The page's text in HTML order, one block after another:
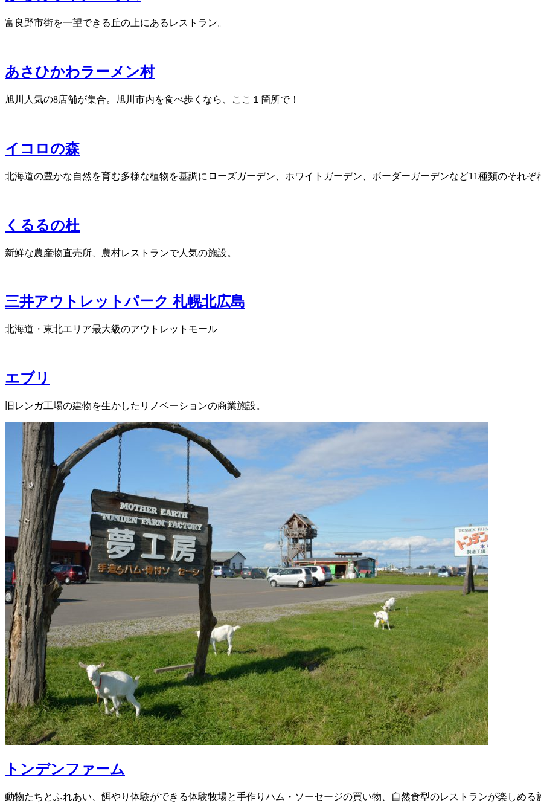
富良野市街を一望できる丘の上にあるレストラン。
あさひかわラーメン村
旭川人気の8店舗が集合。旭川市内を食べ歩くなら、ここ１箇所で！
イコロの森
北海道の豊かな自然を育む多様な植物を基調にローズガーデン、ホワイトガーデン、ボーダーガーデンなど11種類のそれ
くるるの杜
新鮮な農産物直売所、農村レストランで人気の施設。
三井アウトレットパーク 札幌北広島
北海道・東北エリア最大級のアウトレットモール
エブリ
旧レンガ工場の建物を生かしたリノベーションの商業施設。
トンデンファーム
動物たちとふれあい、餌やり体験ができる体験牧場と手作りハム・ソーセージの買い物、自然食型のレストランが楽しめる